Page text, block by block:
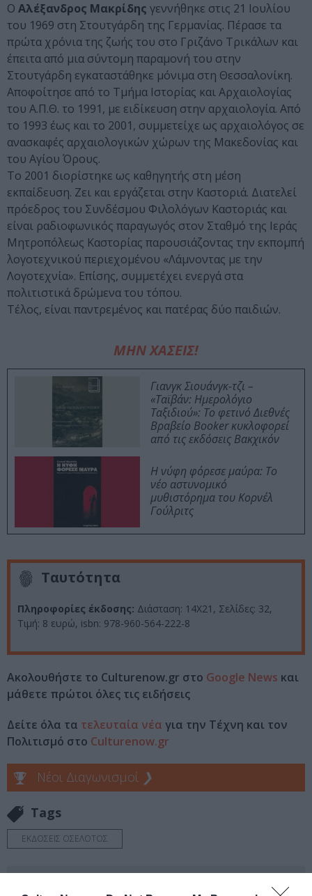
Ο Αλέξανδρος Μακρίδης γεννήθηκε στις 21 Ιουλίου
του 1969 στη Στουτγάρδη της Γερμανίας. Πέρασε τα
πρώτα χρόνια της ζωής του στο Γριζάνο Τρικάλων και
έπειτα από μια σύντομη παραμονή του στην
Στουτγάρδη εγκαταστάθηκε μόνιμα στη Θεσσαλονίκη.
Αποφοίτησε από το Τμήμα Ιστορίας και Αρχαιολογίας
του Α.Π.Θ. το 1991, με ειδίκευση στην αρχαιολογία. Από
το 1993 έως και το 2001, συμμετείχε ως αρχαιολόγος σε
ανασκαφές αρχαιολογικών χώρων της Μακεδονίας και
του Αγίου Όρους.
Το 2001 διορίστηκε ως καθηγητής στη μέση
εκπαίδευση. Ζει και εργάζεται στην Καστοριά. Διατελεί
πρόεδρος του Συνδέσμου Φιλολόγων Καστοριάς και
είναι ραδιοφωνικός παραγωγός στον Σταθμό της Ιεράς
Μητροπόλεως Καστορίας παρουσιάζοντας την εκπομπή
λογοτεχνικού περιεχομένου «Λάμνοντας με την
Λογοτεχνία». Επίσης, συμμετέχει ενεργά στα
πολιτιστικά δρώμενα του τόπου.
Τέλος, είναι παντρεμένος και πατέρας δύο παιδιών.
ΜΗΝ ΧΑΣΕΙΣ!
Γιανγκ Σιουάνγκ-τζι –
«Ταϊβάν: Ημερολόγιο
Ταξιδιού»: Το φετινό Διεθνές
Βραβείο Booker κυκλοφορεί
από τις εκδόσεις Βακχικόν
Η νύφη φόρεσε μαύρα: Το
νέο αστυνομικό
μυθιστόρημα του Κορνέλ
Γούλριτς
Ταυτότητα
Πληροφορίες έκδοσης: Διάσταση: 14Χ21, Σελίδες: 32,
Τιμή: 8 ευρώ, isbn: 978-960-564-222-8
Ακολουθήστε το Culturenow.gr στο Google News και
μάθετε πρώτοι όλες τις ειδήσεις
Δείτε όλα τα τελευταία νέα για την Τέχνη και τον
Πολιτισμό στο Culturenow.gr
Νέοι Διαγωνισμοί ❯
Tags
ΕΚΔΟΣΕΙΣ ΟΣΕΛΟΤΟΣ